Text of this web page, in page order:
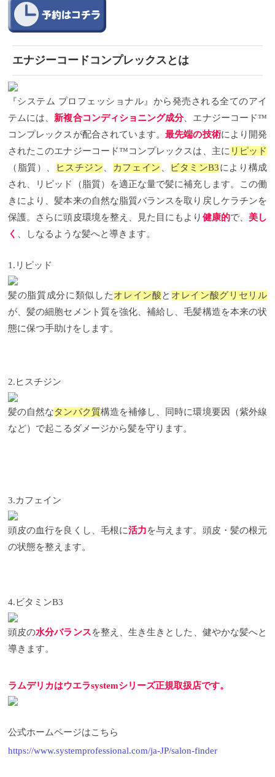
エナジーコードコンプレックスとは
『システム プロフェッショナル』から発売される全てのアイ
テムには、 新複合コンディショニング成分、エナジーコード™
コンプレックスが配合されています。最先端の技術により開発
されたこのエナジーコード™コンプレックスは、主に リピッド
（脂質）、
ヒスチジン カフェイン ビタミンB3により構成
され、リピッド（脂質）を適正な量で髪に補充します。この働
きにより、髪本来の自然な脂質バランスを取り戻しケラチンを
保護。さらに頭皮環境を整え、見た目にもより 健康的で、 美し
く
、しなるような髪へと導きます。
1.リピッド
髪の脂質成分に類似したオレイン酸と オレイン酸グリセリル
が、髪の細胞セメント質を強化、補給し、毛髪構造を本来の状
態に保つ手助けをします。
2.ヒスチジン
髪の自然なタンパク質構造を補修し、同時に環境要因（紫外線
など）で起こるダメージから髪を守ります。
3.カフェイン
頭皮の血行を良くし、毛根に活力を与えます。頭皮・髪の根元
の状態を整えます。
4.ビタミンB3
頭皮の水分バランスを整え、生き生きとした、健やかな髪へと
導きます。
ラムデリカはウエラsystemシリーズ正規取扱店です。
公式ホームページはこちら
https://www.systemprofessional.com/ja-JP/salon-finder